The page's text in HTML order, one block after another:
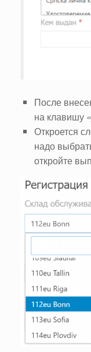
После
на клавишу
Откроется
надо
откройте